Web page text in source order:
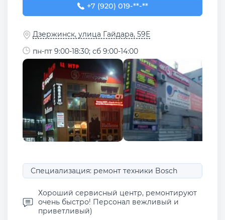
+7 (920) 019-55-86
+7 (920) 019-**-**
Дзержинск, улица Гайдара, 59Е
пн-пт 9:00-18:30; сб 9:00-14:00
Специализация: ремонт техники Bosch
Хороший сервисный центр, ремонтируют
очень быстро! Персонал вежливый и
приветливый)